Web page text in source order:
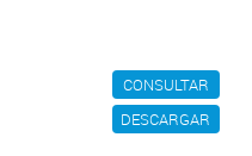
CONSULTAR
DESCARGAR